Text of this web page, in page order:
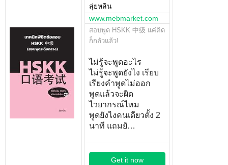
สุ่ยหลิน
www.mebmarket.com
สอบพูด HSKK 中级 แค่คิด
ก็กลัวแล้ว!
ไม่รู้จะพูดอะไร
ไม่รู้จะพูดยังไง เรียบ
เรียงคำพูดไม่ออก
พูดแล้วจะผิด
ไวยากรณ์ไหม
พูดยังไงคนเดียวตั้ง 2
นาที แถมยั…
Get it now